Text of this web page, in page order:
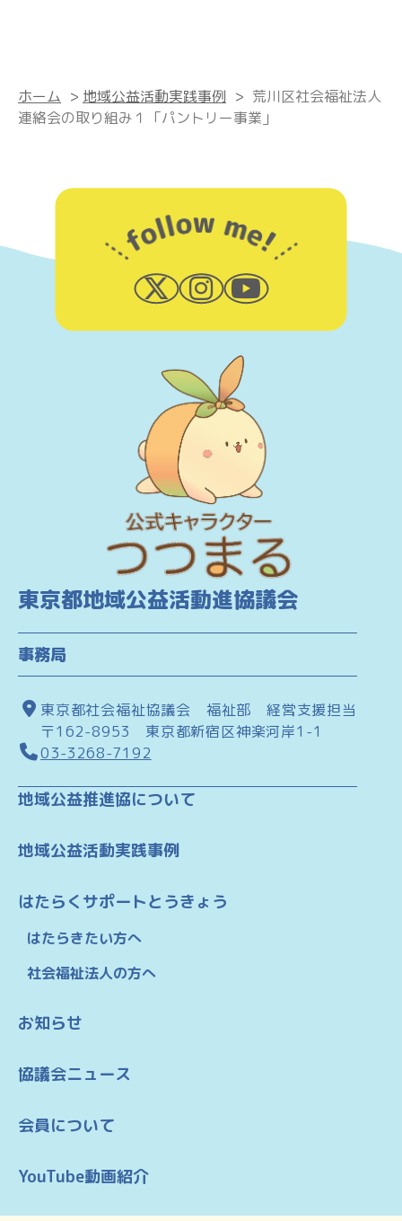
ホーム > 地域公益活動実践事例 > 荒川区社会福祉法人
連絡会の取り組み１「パントリー事業」
東京都地域公益活動進協議会
事務局
東京都社会福祉協議会 福祉部 経営支援担当
〒162-8953 東京都新宿区神楽河岸1-1
03-3268-7192
地域公益推進協について
地域公益活動実践事例
はたらくサポートとうきょう
はたらきたい方へ
社会福祉法人の方へ
お知らせ
協議会ニュース
会員について
YouTube動画紹介